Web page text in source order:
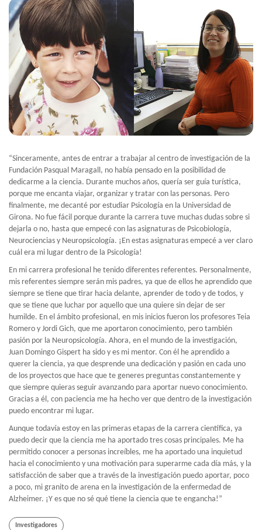
“Sinceramente, antes de entrar a trabajar al centro de investigación de la
Fundación Pasqual Maragall, no había pensado en la posibilidad de
dedicarme a la ciencia. Durante muchos años, quería ser guía turística,
porque me encanta viajar, organizar y tratar con las personas. Pero
finalmente, me decanté por estudiar Psicología en la Universidad de
Girona. No fue fácil porque durante la carrera tuve muchas dudas sobre si
dejarla o no, hasta que empecé con las asignaturas de Psicobiología,
Neurociencias y Neuropsicología. ¡En estas asignaturas empecé a ver claro
cuál era mi lugar dentro de la Psicología!
En mi carrera profesional he tenido diferentes referentes. Personalmente,
mis referentes siempre serán mis padres, ya que de ellos he aprendido que
siempre se tiene que tirar hacia delante, aprender de todo y de todos, y
que se tiene que luchar por aquello que una quiere sin dejar de ser
humilde. En el ámbito profesional, en mis inicios fueron los profesores Teia
Romero y Jordi Gich, que me aportaron conocimiento, pero también
pasión por la Neuropsicología. Ahora, en el mundo de la investigación,
Juan Domingo Gispert ha sido y es mi mentor. Con él he aprendido a
querer la ciencia, ya que desprende una dedicación y pasión en cada uno
de los proyectos que hace que te generes preguntas constantemente y
que siempre quieras seguir avanzando para aportar nuevo conocimiento.
Gracias a él, con paciencia me ha hecho ver que dentro de la investigación
puedo encontrar mi lugar.
Aunque todavía estoy en las primeras etapas de la carrera científica, ya
puedo decir que la ciencia me ha aportado tres cosas principales. Me ha
permitido conocer a personas increíbles, me ha aportado una inquietud
hacia el conocimiento y una motivación para superarme cada día más, y la
satisfacción de saber que a través de la investigación puedo aportar, poco
a poco, mi granito de arena en la investigación de la enfermedad de
Alzheimer. ¡Y es que no sé qué tiene la ciencia que te engancha!”
Investigadores